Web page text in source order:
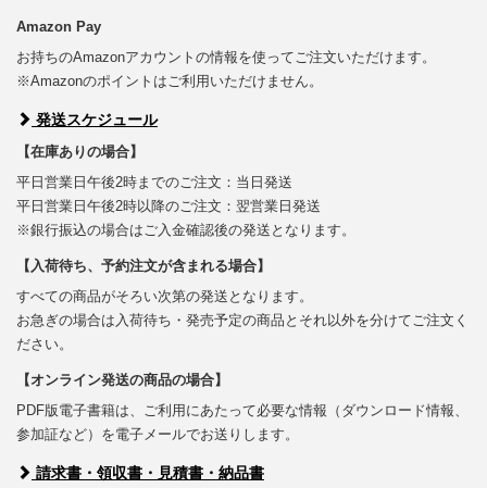
Amazon Pay
お持ちのAmazonアカウントの情報を使ってご注文いただけます。
※Amazonのポイントはご利用いただけません。
発送スケジュール
【在庫ありの場合】
平日営業日午後2時までのご注文：当日発送
平日営業日午後2時以降のご注文：翌営業日発送
※銀行振込の場合はご入金確認後の発送となります。
【入荷待ち、予約注文が含まれる場合】
すべての商品がそろい次第の発送となります。
お急ぎの場合は入荷待ち・発売予定の商品とそれ以外を分けてご注文く
ださい。
【オンライン発送の商品の場合】
PDF版電子書籍は、ご利用にあたって必要な情報（ダウンロード情報、
参加証など）を電子メールでお送りします。
請求書・領収書・見積書・納品書